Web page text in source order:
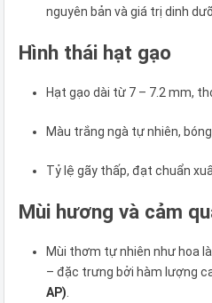
nguyên bản và giá trị dinh
Hình thái hạt gạo
Hạt gạo dài từ 7 – 7.2 mm,
Màu trắng ngà tự nhiên,
Tỷ lệ gãy thấp, đạt chuẩn
Mùi hương và cảm
Mùi thơm tự nhiên như hoa
– đặc trưng bởi hàm lượng
AP)